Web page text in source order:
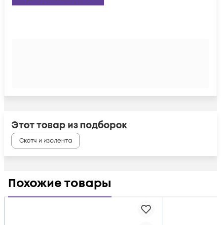
Этот товар из подборок
Скотч и изолента
Похожие товары